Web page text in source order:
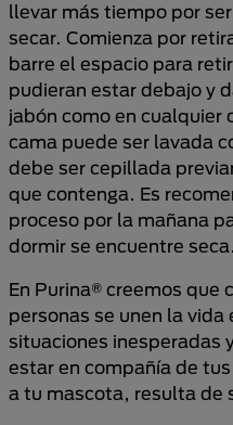
llevar más tiempo por
secar. Comienza por
barre el espacio para
pudieran estar debajo y
jabón como en cualquier
cama puede ser lavada
debe ser cepillada
que contenga. Es
proceso por la mañana
dormir se encuentre seca.
En Purina® creemos que
personas se unen la vida
situaciones inesperadas
estar en compañía de
a tu mascota, resulta de